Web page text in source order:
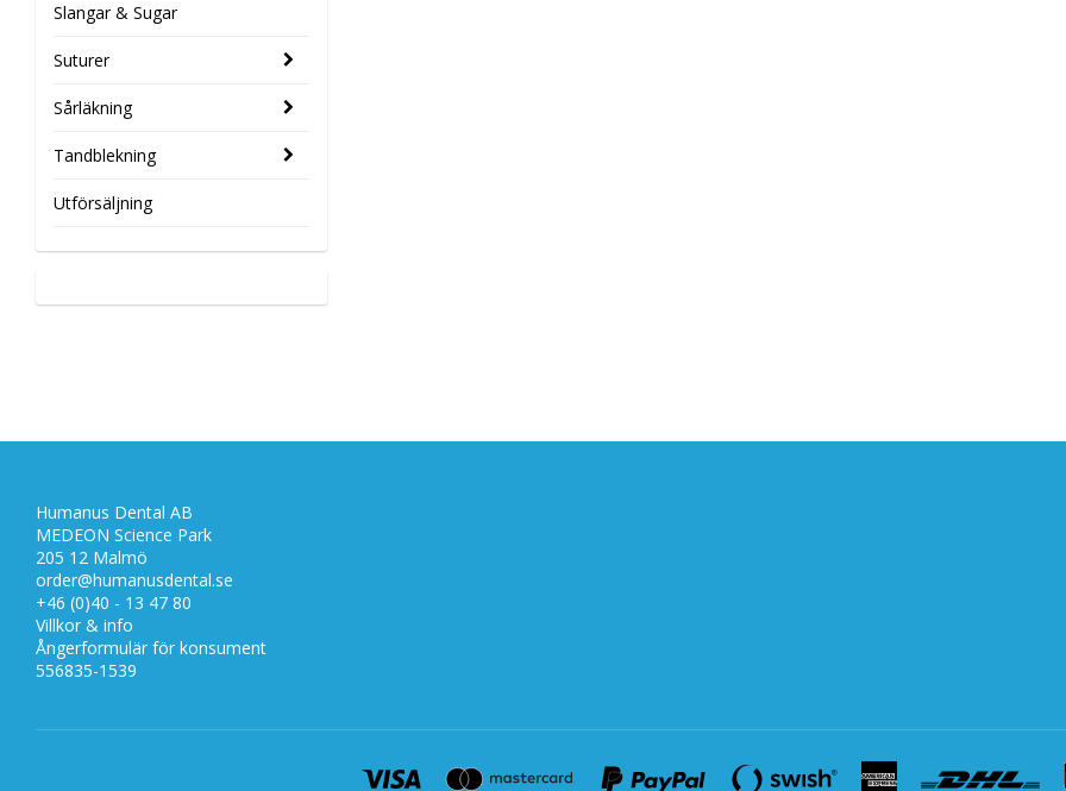
Slangar & Sugar
Suturer
Sårläkning
Tandblekning
Utförsäljning
Humanus Dental AB
MEDEON Science Park
205 12 Malmö
order@humanusdental.se
+46 (0)40 - 13 47 80
Villkor & info
Ångerformulär för konsument
556835-1539